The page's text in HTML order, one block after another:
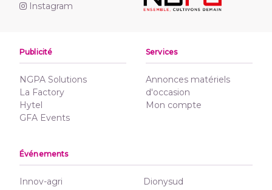
Instagram
Publicité
NGPA Solutions
La Factory
Hytel
GFA Events
Services
Annonces matériels
d'occasion
Mon compte
Événements
Innov-agri Dionysud